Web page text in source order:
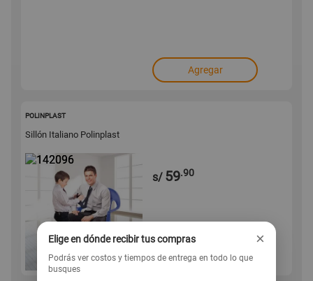
Agregar
POLINPLAST
Sillón Italiano Polinplast
s/ 59.90
Agregar
Elige en dónde recibir tus compras ×
Podrás ver costos y tiempos de entrega en todo lo que
busques